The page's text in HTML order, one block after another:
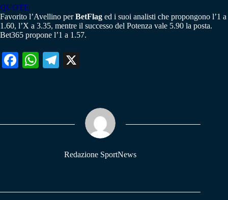
QUOTE
Favorito l’Avellino perBetFlag ed i suoi analisti che propongono l’1 a
1.60, l’X a 3.35, mentre il successo del Potenza vale 5.90 la posta.
Bet365 propone l’1 a 1.57.
Fa W
pp
Te
m
Redazione SportNews